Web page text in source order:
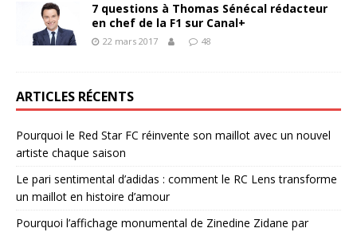
7 questions à Thomas Sénécal rédacteur
en chef de la F1 sur Canal+
22 mars 2017 48
ARTICLES RÉCENTS
Pourquoi le Red Star FC réinvente son maillot avec un nouvel
artiste chaque saison
Le pari sentimental d’adidas : comment le RC Lens transforme
un maillot en histoire d’amour
Pourquoi l’affichage monumental de Zinedine Zidane par